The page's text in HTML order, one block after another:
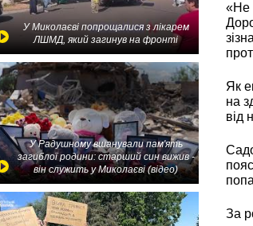
У Миколаєві попрощалися з лікарем
ЛШМД, який загинув на фронті
У Радушному вшанували пам'ять
загиблої родини: старший син вижив -
він служить у Миколаєві (відео)
«Не
Як
на
від
За